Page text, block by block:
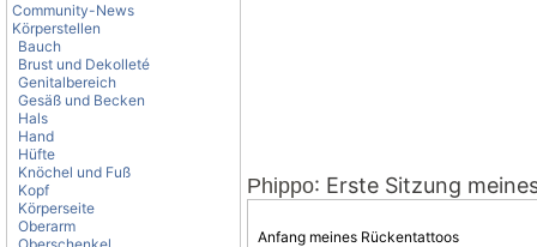
Community-News
Körperstellen
Bauch
Brust und Dekolleté
Genitalbereich
Gesäß und Becken
Hals
Hand
Hüfte
Knöchel und Fuß
Kopf
Körperseite
Oberarm
Phippo: Erste Sitzung
Anfang meines Rückentattoos